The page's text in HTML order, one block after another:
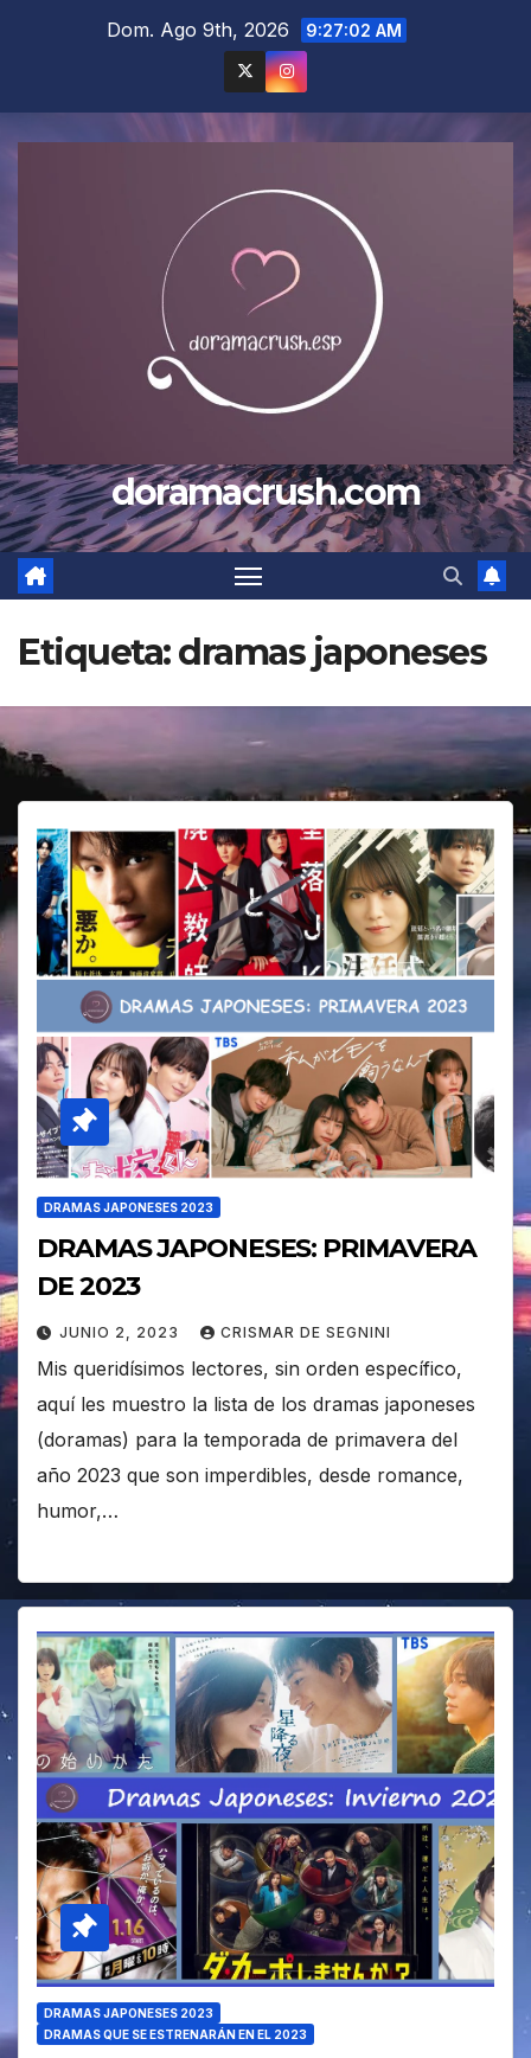
Dom. Ago 9th, 2026 9:27:04 AM
doramacrush.com
Etiqueta:dramas japoneses
DRAMAS JAPONESES 2023
DRAMAS JAPONESES: PRIMAVERA
DE 2023
JUNIO 2, 2023 CRISMAR DE SEGNINI
Mis queridísimos lectores, sin orden específico,
aquí les muestro la lista de los dramas japoneses
(doramas) para la temporada de primavera del
año 2023 que son imperdibles, desde romance,
humor,…
DRAMAS JAPONESES 2023
DRAMAS QUE SE ESTRENARÁN EN EL 2023